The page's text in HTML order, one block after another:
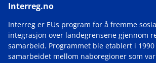
Interreg.no
Interreg er EUs program for å fremme
integrasjon over landegrensene gjennom
samarbeid. Programmet ble etablert i
samarbeidet mellom naboregioner som